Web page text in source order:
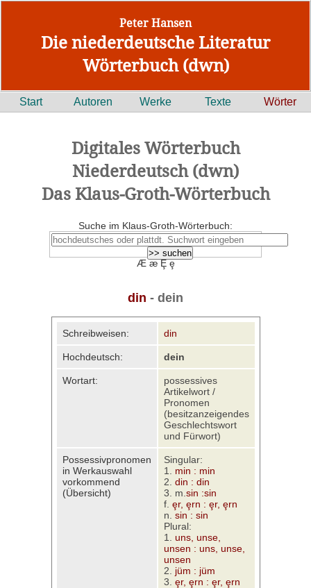
Peter Hansen
Die niederdeutsche Literatur
Wörterbuch (dwn)
Start Autoren Werke Texte Wörter
Digitales Wörterbuch
Niederdeutsch (dwn)
Das Klaus-Groth-Wörterbuch
Suche im Klaus-Groth-Wörterbuch:
Æ æ Ȩ ȩ
din - dein
Schreibweisen: din
Hochdeutsch: dein
Wortart:
possessives
Artikelwort /
Pronomen
(besitzanzeigendes
Geschlechtswort
und Fürwort)
Possessivpronomen
in Werkauswahl
vorkommend
(Übersicht)
Singular:
1. min : min
2. din : din
3. m. sin :sin
f. ȩr, ȩrn : ȩr, ȩrn
n. sin : sin
Plural:
1. uns, unse,
unsen : uns, unse,
unsen
2. jüm : jüm
3. ȩr, ȩrn : ȩr, ȩrn